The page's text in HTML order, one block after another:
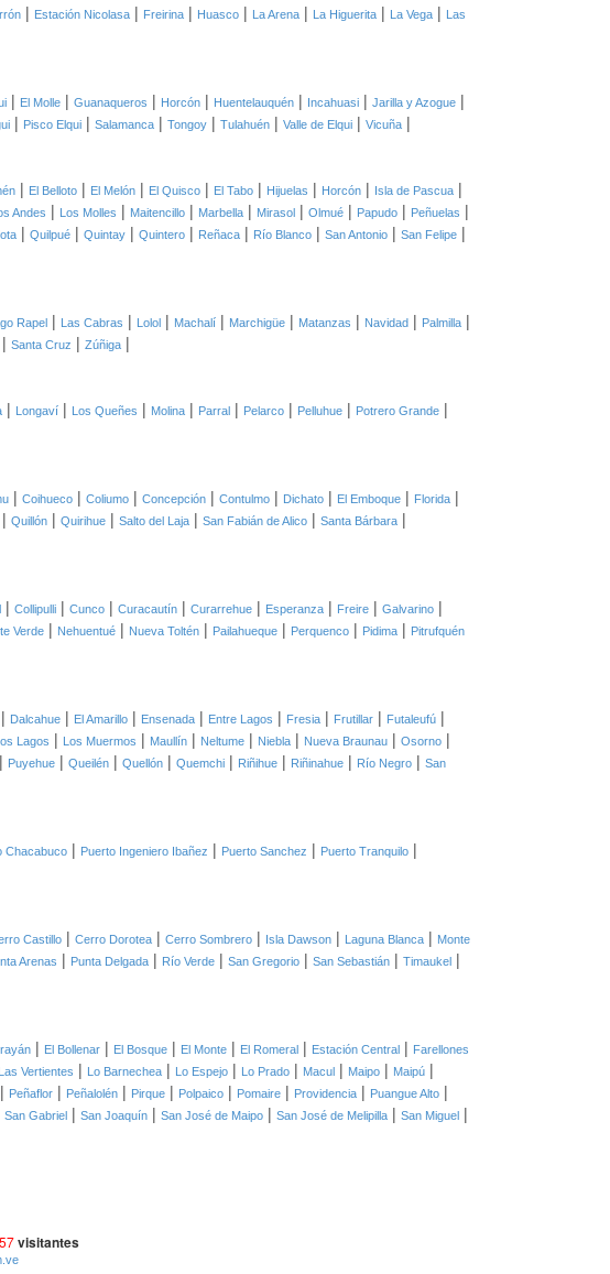
| Estación Nicolasa | Freirina | Huasco | La Arena | La Higuerita | La Vega | Las
| El Molle | Guanaqueros | Horcón | Huentelauquén | Incahuasi | Jarilla y Azogue |
| Pisco Elqui | Salamanca | Tongoy | Tulahuén | Valle de Elqui | Vicuña |
| El Belloto | El Melón | El Quisco | El Tabo | Hijuelas | Horcón | Isla de Pascua |
Andes | Los Molles | Maitencillo | Marbella | Mirasol | Olmué | Papudo | Peñuelas |
| Quilpué | Quintay | Quintero | Reñaca | Río Blanco | San Antonio | San Felipe |
Rapel | Las Cabras | Lolol | Machalí | Marchigüe | Matanzas | Navidad | Palmilla |
| Santa Cruz | Zúñiga |
| Longaví | Los Queñes | Molina | Parral | Pelarco | Pelluhue | Potrero Grande |
| Coihueco | Coliumo | Concepción | Contulmo | Dichato | El Emboque | Florida |
| Quillón | Quirihue | Salto del Laja | San Fabián de Alico | Santa Bárbara |
| Collipulli | Cunco | Curacautín | Curarrehue | Esperanza | Freire | Galvarino |
Verde | Nehuentué | Nueva Toltén | Pailahueque | Perquenco | Pidima | Pitrufquén
| Dalcahue | El Amarillo | Ensenada | Entre Lagos | Fresia | Frutillar | Futaleufú |
Lagos | Los Muermos | Maullín | Neltume | Niebla | Nueva Braunau | Osorno |
| Puyehue | Queilén | Quellón | Quemchi | Riñihue | Riñinahue | Río Negro | San
Chacabuco | Puerto Ingeniero Ibañez | Puerto Sanchez | Puerto Tranquilo |
Castillo | Cerro Dorotea | Cerro Sombrero | Isla Dawson | Laguna Blanca | Monte
Arenas | Punta Delgada | Río Verde | San Gregorio | San Sebastián | Timaukel |
| El Bollenar | El Bosque | El Monte | El Romeral | Estación Central | Farellones
Las Vertientes | Lo Barnechea | Lo Espejo | Lo Prado | Macul | Maipo | Maipú |
| Peñaflor | Peñalolén | Pirque | Polpaico | Pomaire | Providencia | Puangue Alto |
San Gabriel | San Joaquín | San José de Maipo | San José de Melipilla | San Miguel |
57visitantes